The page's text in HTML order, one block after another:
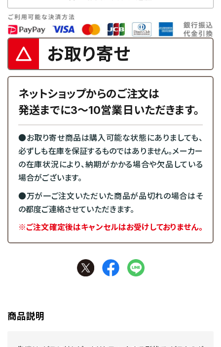
お取り寄せ
ネットショップからのご注文は
発送までに3～10営業日いただきます。
●お取り寄せ商品は購入可能な状態にありましても、
必ずしも在庫を保証するものではありません。メーカー
の在庫状況により、納期がかかる場合や欠品している
場合がございます。
●万が一ご注文いただいた商品が品切れの場合はそ
の都度ご連絡させていただきます。
※ご注文確定後はキャンセルはお受けしておりません。
商品説明